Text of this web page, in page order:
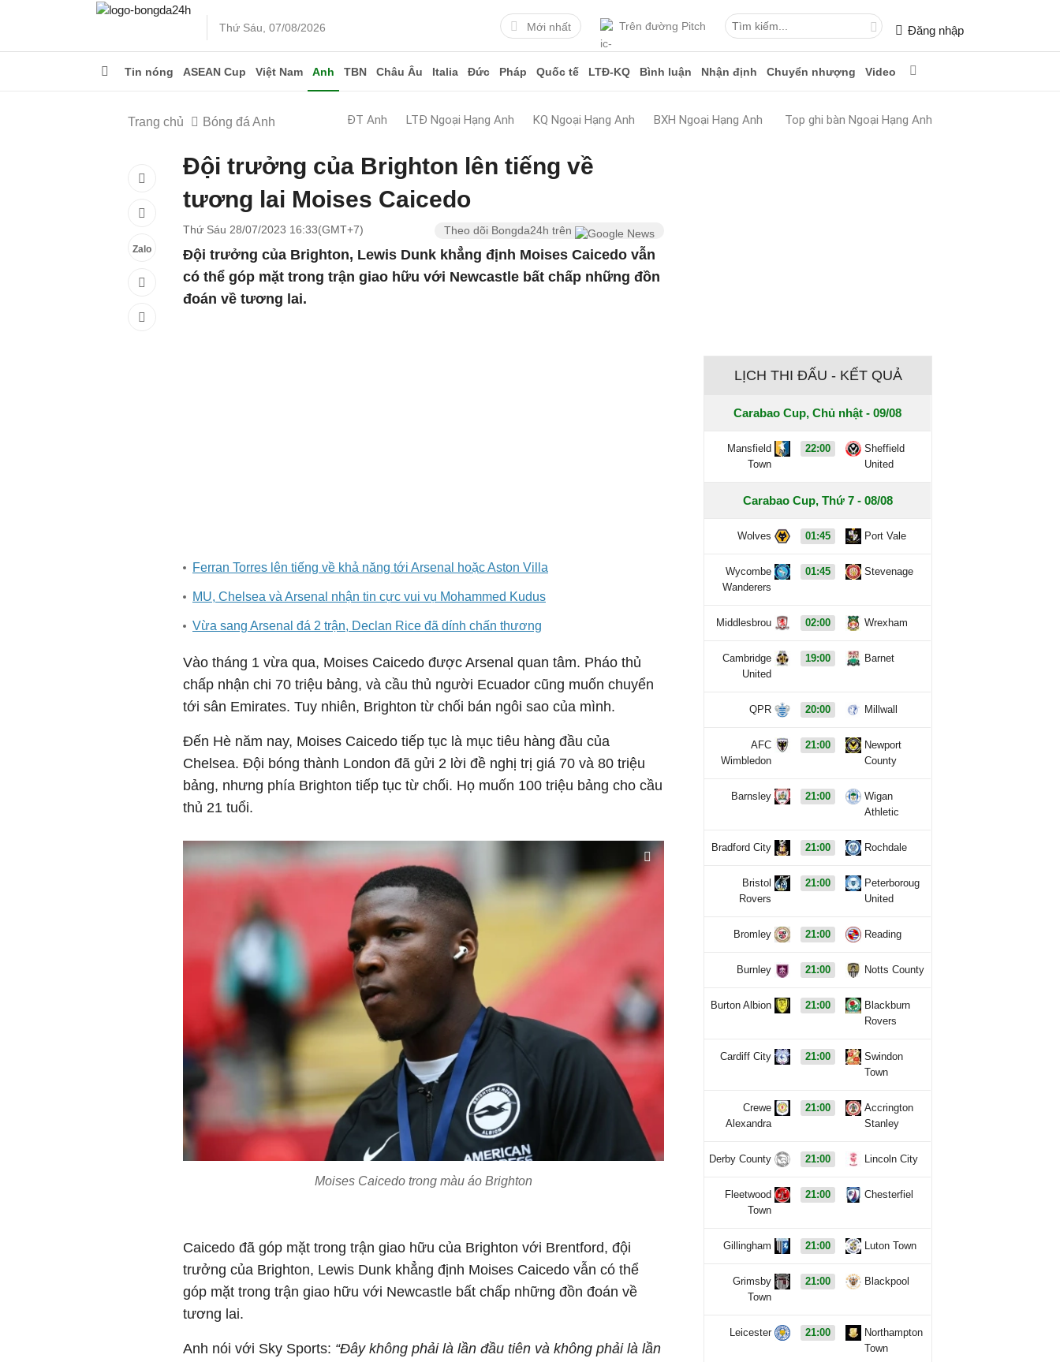
Thứ Sáu, 07/08/2026 Mới nhất Trên đường Pitch Đăng nhập
Tin nóng ASEAN Cup Việt Nam Anh TBN Châu Âu Italia Đức Pháp Quốc tế LTĐ-KQ Bình luận Nhận định Chuyển nhượng Video
Trang chủ Bóng đá Anh ĐT Anh LTĐ Ngoại Hạng Anh KQ Ngoại Hạng Anh BXH Ngoại Hạng Anh Top ghi bàn Ngoại Hạng Anh
Zalo
Đội trưởng của Brighton lên tiếng về
tương lai Moises Caicedo
Thứ Sáu 28/07/2023 16:33(GMT+7) Theo dõi Bongda24h trên
Đội trưởng của Brighton, Lewis Dunk khẳng định Moises Caicedo vẫn
có thể góp mặt trong trận giao hữu với Newcastle bất chấp những đồn
đoán về tương lai.
Ferran Torres lên tiếng về khả năng tới Arsenal hoặc Aston Villa
MU, Chelsea và Arsenal nhận tin cực vui vụ Mohammed Kudus
Vừa sang Arsenal đá 2 trận, Declan Rice đã dính chấn thương
Vào tháng 1 vừa qua, Moises Caicedo được Arsenal quan tâm. Pháo thủ
chấp nhận chi 70 triệu bảng, và cầu thủ người Ecuador cũng muốn chuyển
tới sân Emirates. Tuy nhiên, Brighton từ chối bán ngôi sao của mình.
Đến Hè năm nay, Moises Caicedo tiếp tục là mục tiêu hàng đầu của
Chelsea. Đội bóng thành London đã gửi 2 lời đề nghị trị giá 70 và 80 triệu
bảng, nhưng phía Brighton tiếp tục từ chối. Họ muốn 100 triệu bảng cho cầu
thủ 21 tuổi.
Moises Caicedo trong màu áo Brighton
Caicedo đã góp mặt trong trận giao hữu của Brighton với Brentford, đội
trưởng của Brighton, Lewis Dunk khẳng định Moises Caicedo vẫn có thể
góp mặt trong trận giao hữu với Newcastle bất chấp những đồn đoán về
tương lai.
Anh nói với Sky Sports: “Đây không phải là lần đầu tiên và không phải là lần
LỊCH THI ĐẤU - KẾT QUẢ
Carabao Cup, Chủ nhật - 09/08
Mansfield
Town
22:00
Sheffield
United
Carabao Cup, Thứ 7 - 08/08
Wolves 01:45 Port Vale
Wycombe
Wanderers
01:45 Stevenage
Middlesbrou 02:00 Wrexham
Cambridge
United
19:00 Barnet
QPR 20:00 Millwall
AFC
Wimbledon
21:00
Newport
County
Barnsley 21:00
Wigan
Athletic
Bradford City 21:00 Rochdale
Bristol
Rovers
21:00
Peterboroug
United
Bromley 21:00 Reading
Burnley 21:00 Notts County
Burton Albion 21:00
Blackburn
Rovers
Cardiff City 21:00
Swindon
Town
Crewe
Alexandra
21:00
Accrington
Stanley
Derby County 21:00 Lincoln City
Fleetwood
Town
21:00 Chesterfiel
Gillingham 21:00 Luton Town
Grimsby
Town
21:00 Blackpool
Leicester 21:00
Northampton
Town